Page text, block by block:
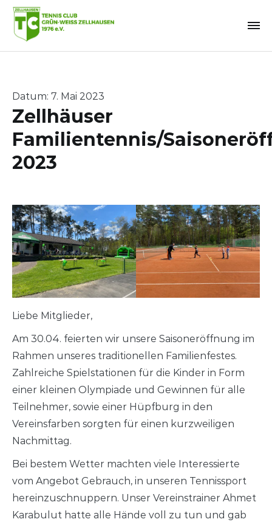
Zum
Inhalt
springen
Datum: 7. Mai 2023
Zellhäuser
Familientennis/
2023
Liebe Mitglieder,
Am 30.04. feierten wir unsere Saisoneröffnung im
Rahmen unseres traditionellen Familienfestes.
Zahlreiche Spielstationen für die Kinder in Form
einer kleinen Olympiade und Gewinnen für alle
Teilnehmer, sowie einer Hüpfburg in den
Vereinsfarben sorgten für einen kurzweiligen
Nachmittag.
Bei bestem Wetter machten viele Interessierte
vom Angebot Gebrauch, in unseren Tennissport
hereinzuschnuppern. Unser Vereinstrainer Ahmet
Karabulut hatte alle Hände voll zu tun und gab